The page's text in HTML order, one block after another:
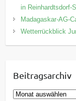
in Reinhardtsdorf-
Madagaskar-AG-
Wetterrückblick
Beitragsarchiv
B